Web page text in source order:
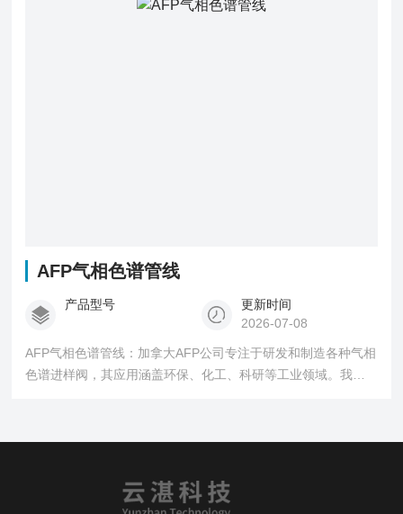
AFP气相色谱管线
产品型号
更新时间
2026-07-08
AFP气相色谱管线：加拿大AFP公司专注于研发和制造各种气相
色谱进样阀，其应用涵盖环保、化工、科研等工业领域。我们
阀、气相色谱流路选择阀，以及接头管路等。所有产品均进口